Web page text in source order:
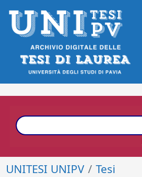
UNITESI UNIPV
Tesi